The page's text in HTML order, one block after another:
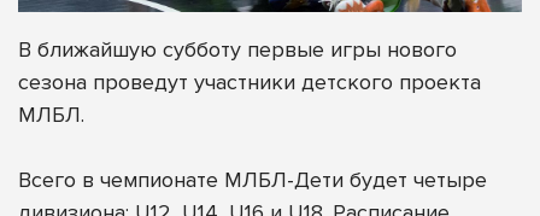
В ближайшую субботу первые игры нового
сезона проведут участники детского проекта
МЛБЛ.
Всего в чемпионате МЛБЛ-Дети будет четыре